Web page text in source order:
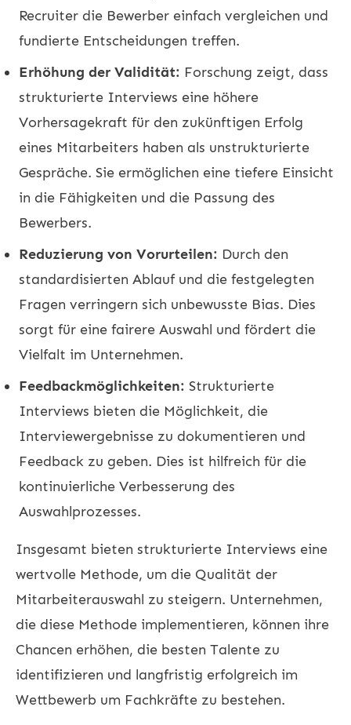
Recruiter die Bewerber einfach vergleichen und
fundierte Entscheidungen treffen.
Erhöhung der Validität: Forschung zeigt, dass
strukturierte Interviews eine höhere
Vorhersagekraft für den zukünftigen Erfolg
eines Mitarbeiters haben als unstrukturierte
Gespräche. Sie ermöglichen eine tiefere Einsicht
in die Fähigkeiten und die Passung des
Bewerbers.
Reduzierung von Vorurteilen: Durch den
standardisierten Ablauf und die festgelegten
Fragen verringern sich unbewusste Bias. Dies
sorgt für eine fairere Auswahl und fördert die
Vielfalt im Unternehmen.
Feedbackmöglichkeiten: Strukturierte
Interviews bieten die Möglichkeit, die
Interviewergebnisse zu dokumentieren und
Feedback zu geben. Dies ist hilfreich für die
kontinuierliche Verbesserung des
Auswahlprozesses.
Insgesamt bieten strukturierte Interviews eine
wertvolle Methode, um die Qualität der
Mitarbeiterauswahl zu steigern. Unternehmen,
die diese Methode implementieren, können ihre
Chancen erhöhen, die besten Talente zu
identifizieren und langfristig erfolgreich im
Wettbewerb um Fachkräfte zu bestehen.